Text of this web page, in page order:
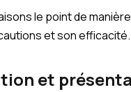
le point de
et son efficacité.
et